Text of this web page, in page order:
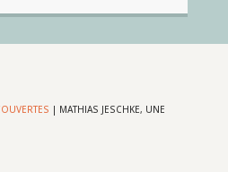
| MATHIAS JESCHKE, UNE